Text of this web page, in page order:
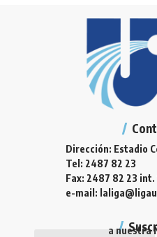
Dirección: Estadio
Tel: 2487 82 23
Fax: 2487 82 23 int.
e-mail:
a nuestra